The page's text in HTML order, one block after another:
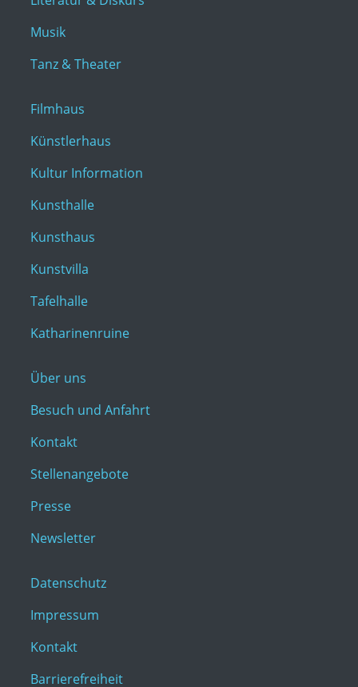
Musik
Tanz & Theater
Filmhaus
Künstlerhaus
Kultur Information
Kunsthalle
Kunsthaus
Kunstvilla
Tafelhalle
Katharinenruine
Über uns
Besuch und Anfahrt
Kontakt
Stellenangebote
Presse
Newsletter
Datenschutz
Impressum
Kontakt
Barrierefreiheit